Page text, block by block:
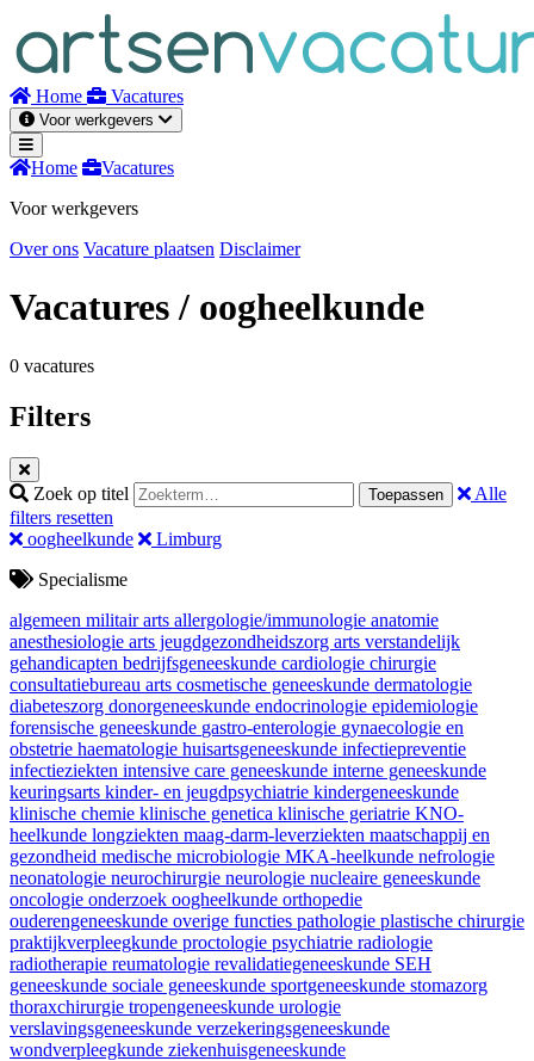
inhoud
Home Vacatures
Voor werkgevers
Home
Vacatures
Voor werkgevers
Over ons Vacature plaatsen Disclaimer
Vacatures/ oogheelkunde
0 vacatures
Filters
Zoek op titel Toepassen
Alle
filters resetten
oogheelkunde
Limburg
Specialisme
algemeen militair arts allergologie/immunologie anatomie
anesthesiologie arts jeugdgezondheidszorg arts verstandelijk
gehandicapten bedrijfsgeneeskunde cardiologie chirurgie
consultatiebureau arts cosmetische geneeskunde dermatologie
diabeteszorg donorgeneeskunde endocrinologie epidemiologie
forensische geneeskunde gastro-enterologie gynaecologie en
obstetrie haematologie huisartsgeneeskunde infectiepreventie
infectieziekten intensive care geneeskunde interne geneeskunde
keuringsarts kinder- en jeugdpsychiatrie kindergeneeskunde
klinische chemie klinische genetica klinische geriatrie KNO-
heelkunde longziekten maag-darm-leverziekten maatschappij en
gezondheid medische microbiologie MKA-heelkunde nefrologie
neonatologie neurochirurgie neurologie nucleaire geneeskunde
oncologie onderzoek oogheelkunde orthopedie
ouderengeneeskunde overige functies pathologie plastische chirurgie
praktijkverpleegkunde proctologie psychiatrie radiologie
radiotherapie reumatologie revalidatiegeneeskunde SEH
geneeskunde sociale geneeskunde sportgeneeskunde stomazorg
thoraxchirurgie tropengeneeskunde urologie
verslavingsgeneeskunde verzekeringsgeneeskunde
wondverpleegkunde ziekenhuisgeneeskunde